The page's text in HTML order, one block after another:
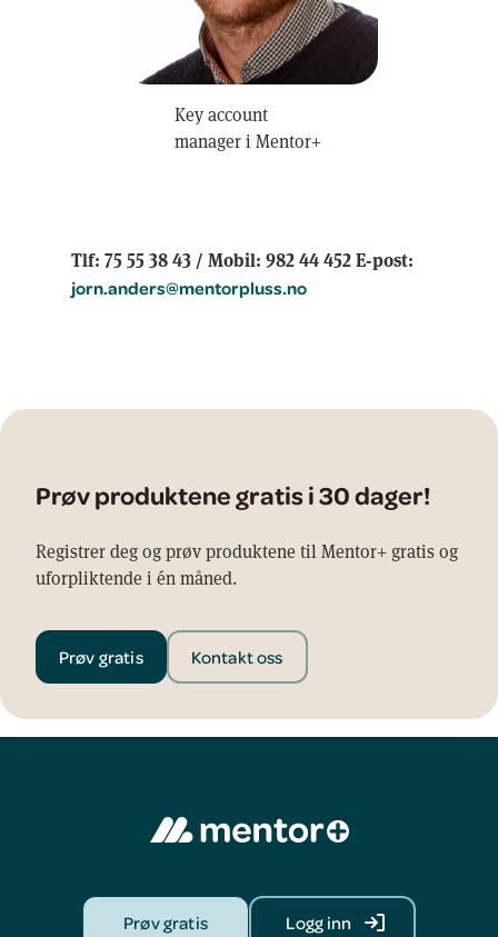
Key account
manager i Mentor+
Tlf: 75 55 38 43 / Mobil: 982 44 452 E-post:
jorn.anders@mentorpluss.no
Prøv produktene gratis i 30 dager!
Registrer deg og prøv produktene til Mentor+ gratis og
uforpliktende i én måned.
Prøv gratis Kontakt oss
Prøv gratis Logg inn